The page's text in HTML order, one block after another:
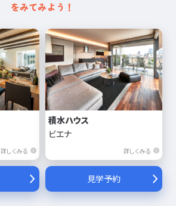
をみてみよう！
詳しくみる
積水ハウス
ビエナ
詳しくみる
見学予約